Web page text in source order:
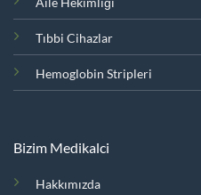
Tıbbi Cihazlar
Hemoglobin Stripleri
Bizim Medikalci
Hakkımızda